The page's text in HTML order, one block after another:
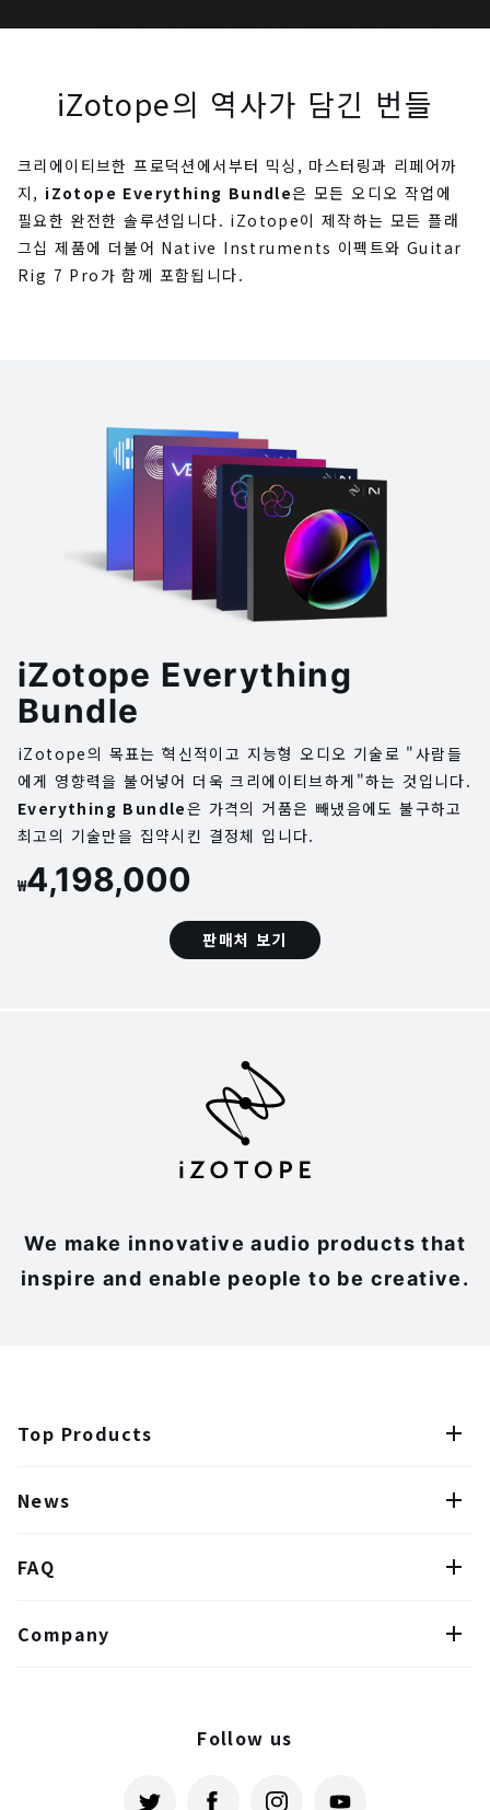
iZotope의 역사가 담긴 번들
크리에이티브한 프로덕션에서부터 믹싱, 마스터링과 리페어까
지, iZotope Everything Bundle은 모든 오디오 작업에
필요한 완전한 솔루션입니다. iZotope이 제작하는 모든 플래
그십 제품에 더불어 Native Instruments 이펙트와 Guitar
Rig 7 Pro가 함께 포함됩니다.
iZotope Everything
Bundle
iZotope의 목표는 혁신적이고 지능형 오디오 기술로 "사람들
에게 영향력을 불어넣어 더욱 크리에이티브하게"하는 것입니다.
Everything Bundle은 가격의 거품은 빼냈음에도 불구하고
최고의 기술만을 집약시킨 결정체 입니다.
₩4,198,000
판매처 보기
We make innovative audio products that
inspire and enable people to be creative.
Top Products
News
FAQ
Company
Follow us